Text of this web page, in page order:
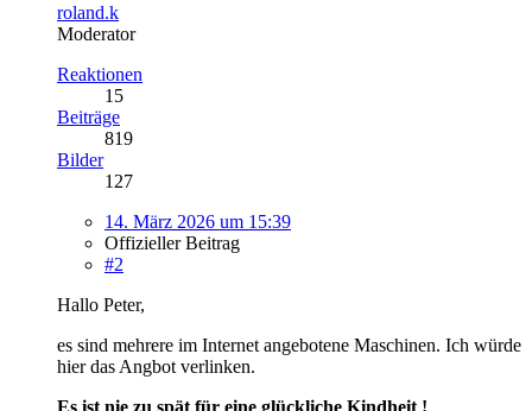
roland.k
Moderator
Reaktionen
15
Beiträge
819
Bilder
127
14. März 2026 um 15:39
Offizieller Beitrag
#2
Hallo Peter,
es sind mehrere im Internet angebotene Maschinen. Ich würde
hier das Angbot verlinken.
Es ist nie zu spät für eine glückliche Kindheit !